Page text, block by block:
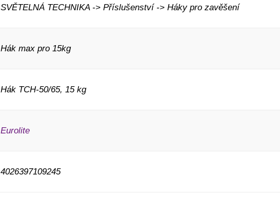
SVĚTELNÁ TECHNIKA -> Příslušenství -> Háky pro zavěšení
Hák max pro 15kg
Hák TCH-50/65, 15 kg
Eurolite
4026397109245